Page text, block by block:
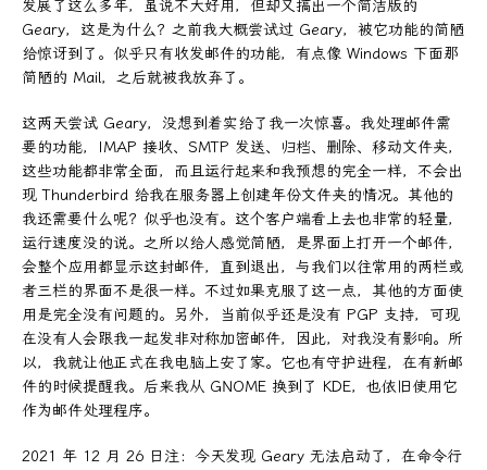
发展了这么多年，虽说不大好用，但却又搞出一个简洁版的
Geary，这是为什么？之前我大概尝试过 Geary，被它功能的简陋
给惊讶到了。似乎只有收发邮件的功能，有点像 Windows 下面那
简陋的 Mail，之后就被我放弃了。
这两天尝试 Geary，没想到着实给了我一次惊喜。我处理邮件需
要的功能，IMAP 接收、SMTP 发送、归档、删除、移动文件夹，
这些功能都非常全面，而且运行起来和我预想的完全一样，不会出
现 Thunderbird 给我在服务器上创建年份文件夹的情况。其他的
我还需要什么呢？似乎也没有。这个客户端看上去也非常的轻量，
运行速度没的说。之所以给人感觉简陋，是界面上打开一个邮件，
会整个应用都显示这封邮件，直到退出，与我们以往常用的两栏或
者三栏的界面不是很一样。不过如果克服了这一点，其他的方面使
用是完全没有问题的。另外，当前似乎还是没有 PGP 支持，可现
在没有人会跟我一起发非对称加密邮件，因此，对我没有影响。所
以，我就让他正式在我电脑上安了家。它也有守护进程，在有新邮
件的时候提醒我。后来我从 GNOME 换到了 KDE，也依旧使用它
作为邮件处理程序。
2021 年 12 月 26 日注：今天发现 Geary 无法启动了，在命令行